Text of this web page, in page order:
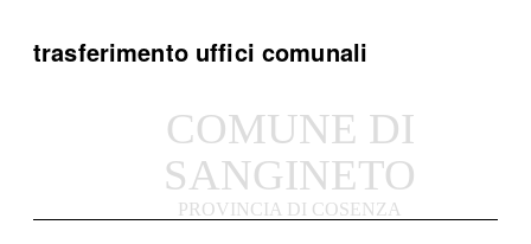
trasferimento uffici comunali
COMUNE DI
SANGINETO
PROVINCIA DI COSENZA